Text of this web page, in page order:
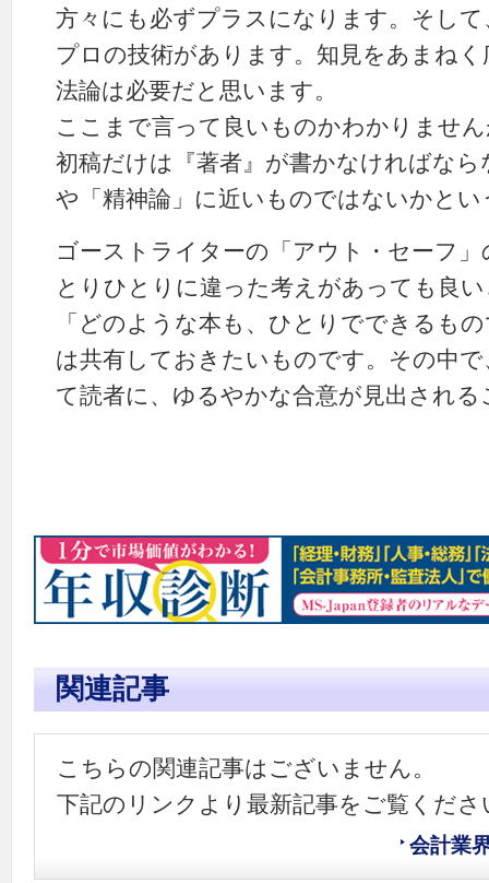
方々にも必ずプラスになります。そし
プロの技術があります。知見をあまね
法論は必要だと思います。
ここまで言って良いものかわかりませ
初稿だけは『著者』が書かなければな
や「精神論」に近いものではないかと
ゴーストライターの「アウト・セーフ
とりひとりに違った考えがあっても良
「どのような本も、ひとりでできるも
は共有しておきたいものです。その中
て読者に、ゆるやかな合意が見出され
関連記事
こちらの関連記事はございません。
下記のリンクより最新記事をご覧くださ
会計業